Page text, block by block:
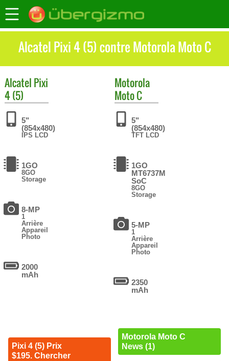
Alcatel Pixi 4 (5) contre Motorola Moto C
Alcatel Pixi
4 (5)
5"
(854x480)
IPS LCD
1GO
8GO
Storage
8-MP
1
Arrière
Appareil
Photo
2000
mAh
Pixi 4 (5) Prix
$195. Chercher
Motorola
Moto C
5"
(854x480)
TFT LCD
1GO
MT6737M
SoC
8GO
Storage
5-MP
1
Arrière
Appareil
Photo
2350
mAh
Motorola Moto C
News (1)